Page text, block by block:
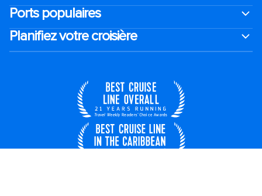
Ports populaires
Planifiez votre croisière